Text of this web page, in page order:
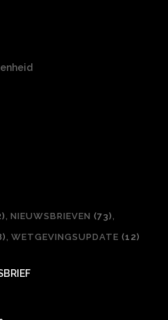
NIEUWSBRIEVEN (73)
WETGEVINGSUPDATE (12)